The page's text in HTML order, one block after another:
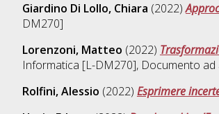
Giardino Di Lollo, Chiara (2022)
DM270]
Lorenzoni, Matteo (2022)
Informatica [L-DM270], Documento
Rolfini, Alessio (2022) Esprimere